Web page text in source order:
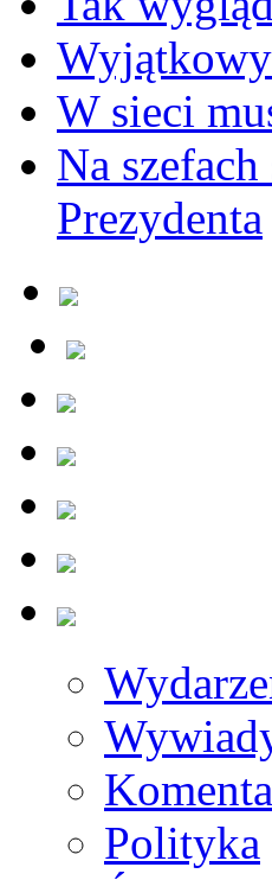
W sieci
Na
Prezydenta
Polityka